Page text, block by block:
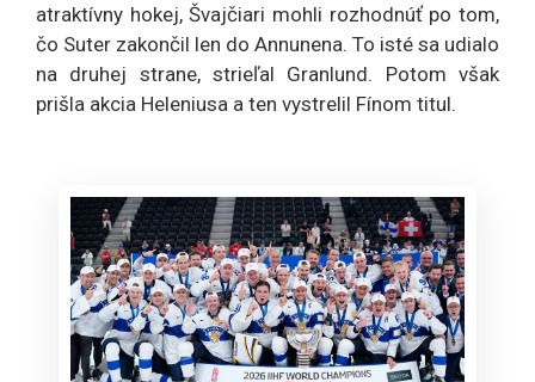
atraktívny hokej, Švajčiari mohli rozhodnúť po tom,
čo Suter zakončil len do Annunena. To isté sa udialo
na druhej strane, strieľal Granlund. Potom však
prišla akcia Heleniusa a ten vystrelil Fínom titul.